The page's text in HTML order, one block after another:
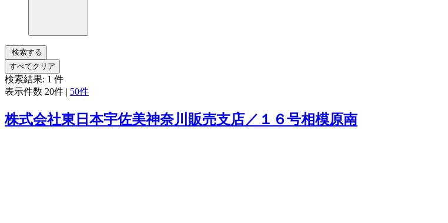
検索する
すべてクリア
検索結果: 1 件
表示件数 20件 | 50件
株式会社東日本宇佐美神奈川販売支店／１６号相模原南